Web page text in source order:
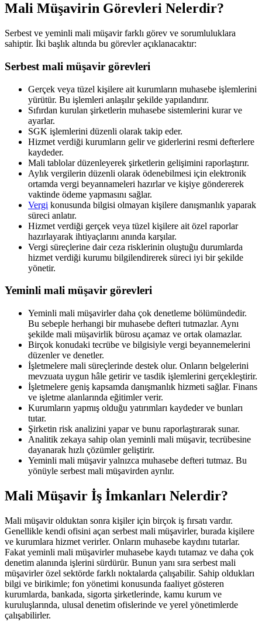
Mali Müşavirin Görevleri Nelerdir?
Serbest ve yeminli mali müşavir farklı görev ve sorumluluklara
sahiptir. İki başlık altında bu görevler açıklanacaktır:
Serbest mali müşavir görevleri
Gerçek veya tüzel kişilere ait kurumların muhasebe işlemlerini
yürütür. Bu işlemleri anlaşılır şekilde yapılandırır.
Sıfırdan kurulan şirketlerin muhasebe sistemlerini kurar ve
ayarlar.
SGK işlemlerini düzenli olarak takip eder.
Hizmet verdiği kurumların gelir ve giderlerini resmi defterlere
kaydeder.
Mali tablolar düzenleyerek şirketlerin gelişimini raporlaştırır.
Aylık vergilerin düzenli olarak ödenebilmesi için elektronik
ortamda vergi beyannameleri hazırlar ve kişiye göndererek
vaktinde ödeme yapmasını sağlar.
Vergi konusunda bilgisi olmayan kişilere danışmanlık yaparak
süreci anlatır.
Hizmet verdiği gerçek veya tüzel kişilere ait özel raporlar
hazırlayarak ihtiyaçlarını anında karşılar.
Vergi süreçlerine dair ceza risklerinin oluştuğu durumlarda
hizmet verdiği kurumu bilgilendirerek süreci iyi bir şekilde
yönetir.
Yeminli mali müşavir görevleri
Yeminli mali müşavirler daha çok denetleme bölümündedir.
Bu sebeple herhangi bir muhasebe defteri tutmazlar. Aynı
şekilde mali müşavirlik bürosu açamaz ve ortak olamazlar.
Birçok konudaki tecrübe ve bilgisiyle vergi beyannemelerini
düzenler ve denetler.
İşletmelere mali süreçlerinde destek olur. Onların belgelerini
mevzuata uygun hâle getirir ve tasdik işlemlerini gerçekleştirir.
İşletmelere geniş kapsamda danışmanlık hizmeti sağlar. Finans
ve işletme alanlarında eğitimler verir.
Kurumların yapmış olduğu yatırımları kaydeder ve bunları
tutar.
Şirketin risk analizini yapar ve bunu raporlaştırarak sunar.
Analitik zekaya sahip olan yeminli mali müşavir, tecrübesine
dayanarak hızlı çözümler geliştirir.
Yeminli mali müşavir yalnızca muhasebe defteri tutmaz. Bu
yönüyle serbest mali müşavirden ayrılır.
Mali Müşavir İş İmkanları Nelerdir?
Mali müşavir olduktan sonra kişiler için birçok iş fırsatı vardır.
Genellikle kendi ofisini açan serbest mali müşavirler, burada kişilere
ve kurumlara hizmet verirler. Onların muhasebe kaydını tutarlar.
Fakat yeminli mali müşavirler muhasebe kaydı tutamaz ve daha çok
denetim alanında işlerini sürdürür. Bunun yanı sıra serbest mali
müşavirler özel sektörde farklı noktalarda çalışabilir. Sahip oldukları
bilgi ve birikimle; fon yönetimi konusunda faaliyet gösteren
kurumlarda, bankada, sigorta şirketlerinde, kamu kurum ve
kuruluşlarında, ulusal denetim ofislerinde ve yerel yönetimlerde
çalışabilirler.